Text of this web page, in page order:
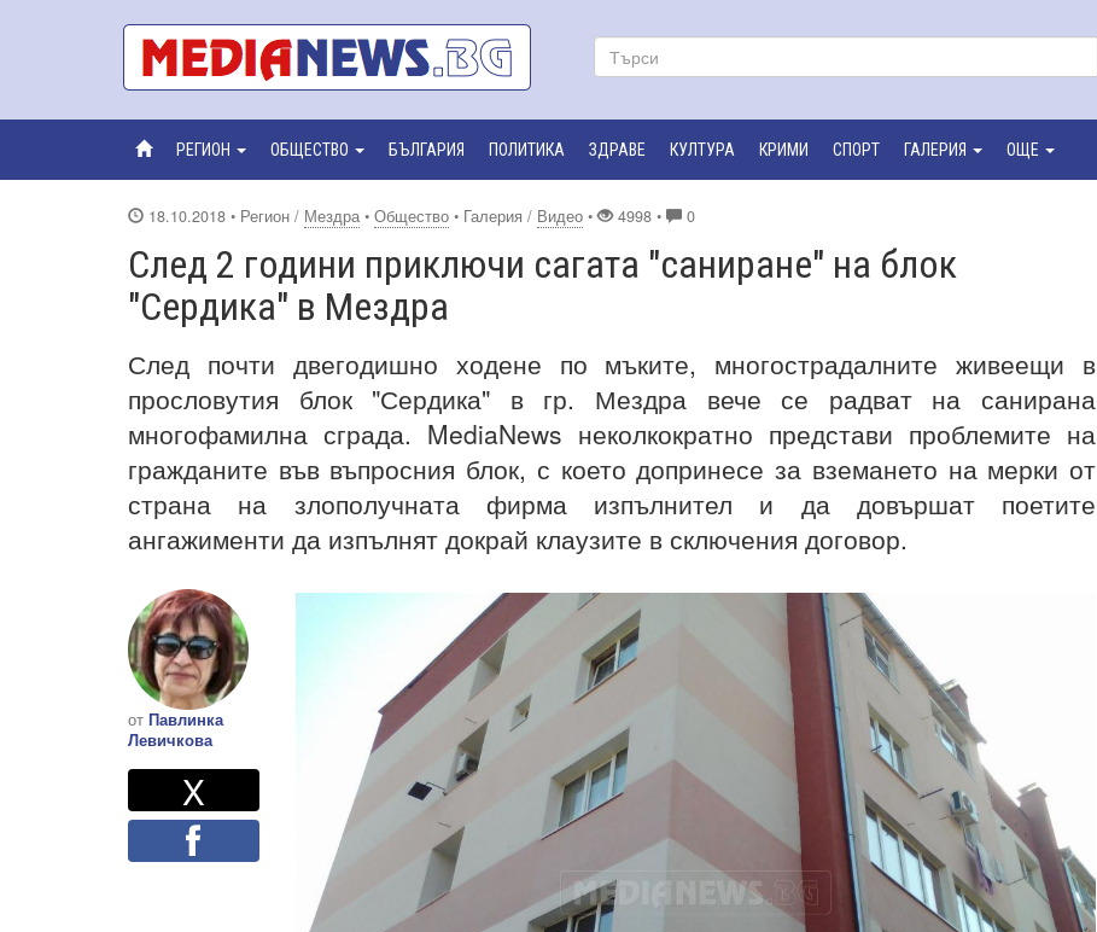
РЕГИОН ОБЩЕСТВО БЪЛГАРИЯ ПОЛИТИКА ЗДРАВЕ КУЛТУРА КРИМИ СПОРТ ГАЛЕРИЯ ОЩЕ
18.10.2018 • Регион / Мездра • Общество • Галерия / Видео • 4998 • 0
След 2 години приключи сагата "саниране" на блок
"Сердика" в Мездра
След почти двегодишно ходене по мъките, многострадалните живеещи в
прословутия блок "Сердика" в гр. Мездра вече се радват на санирана
многофамилна сграда. MediaNews неколкократно представи проблемите на
гражданите във въпросния блок, с което допринесе за вземането на мерки от
страна на злополучната фирма изпълнител и да довършат поетите
ангажименти да изпълнят докрай клаузите в сключения договор.
от Павлинка
Левичкова
Споделете
XTwitter
Facebook